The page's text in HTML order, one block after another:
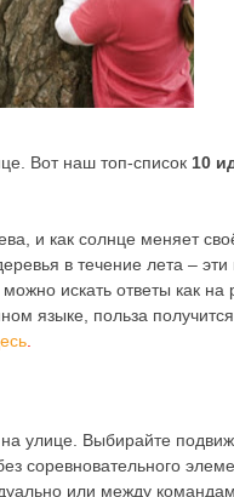
Вот наш топ-список 10
и как солнце меняет
в течение лета –
искать ответы как на
языке, польза получится
улице. Выбирайте
соревновательного
или между